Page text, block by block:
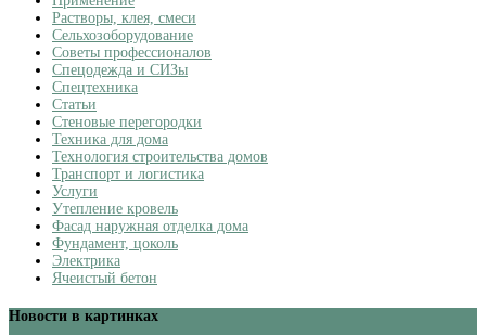
Растворы, клея, смеси
Сельхозоборудование
Советы профессионалов
Спецодежда и СИЗы
Спецтехника
Статьи
Стеновые перегородки
Техника для дома
Технология строительства домов
Транспорт и логистика
Услуги
Утепление кровель
Фасад наружная отделка дома
Фундамент, цоколь
Электрика
Ячеистый бетон
Новости в картинках